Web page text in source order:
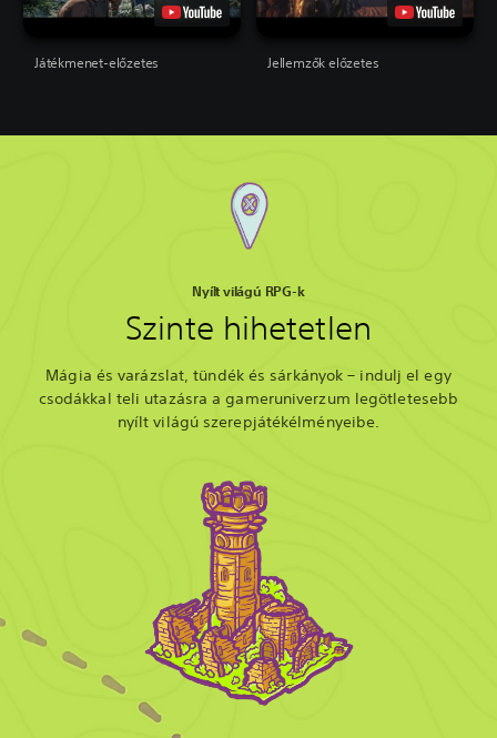
Játékmenet-előzetes Jellemzők előzetes
Nyílt világú RPG-k
Szinte hihetetlen
Mágia és varázslat, tündék és sárkányok – indulj el egy
csodákkal teli utazásra a gameruniverzum legötletesebb
nyílt világú szerepjátékélményeibe.